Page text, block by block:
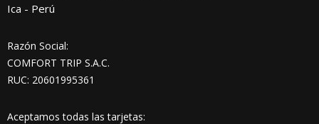
Ica - Perú
Razón Social:
COMFORT TRIP S.A.C.
RUC: 20601995361
Aceptamos todas las tarjetas: